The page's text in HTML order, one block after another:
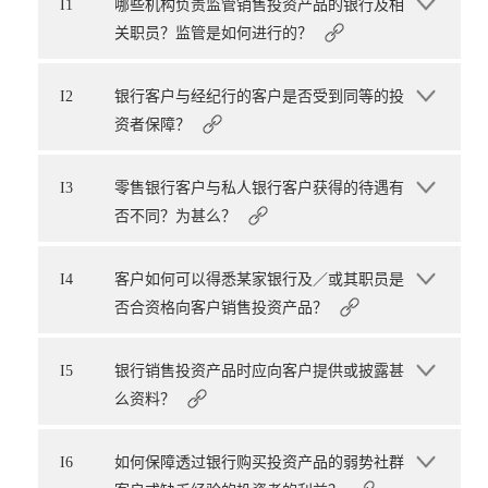
I1
哪些机构负责监管销售投资产品的银行及相
关职员？监管是如何进行的？
I2
银行客户与经纪行的客户是否受到同等的投
资者保障？
I3
零售银行客户与私人银行客户获得的待遇有
否不同？为甚么？
I4
客户如何可以得悉某家银行及／或其职员是
否合资格向客户销售投资产品？
I5
银行销售投资产品时应向客户提供或披露甚
么资料？
I6
如何保障透过银行购买投资产品的弱势社群